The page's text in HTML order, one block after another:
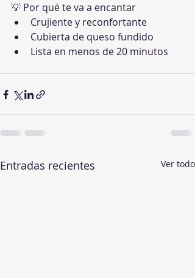
💡 Por qué te va a encantar
Crujiente y reconfortante
Cubierta de queso fundido
Lista en menos de 20 minutos
Entradas recientes Ver todo